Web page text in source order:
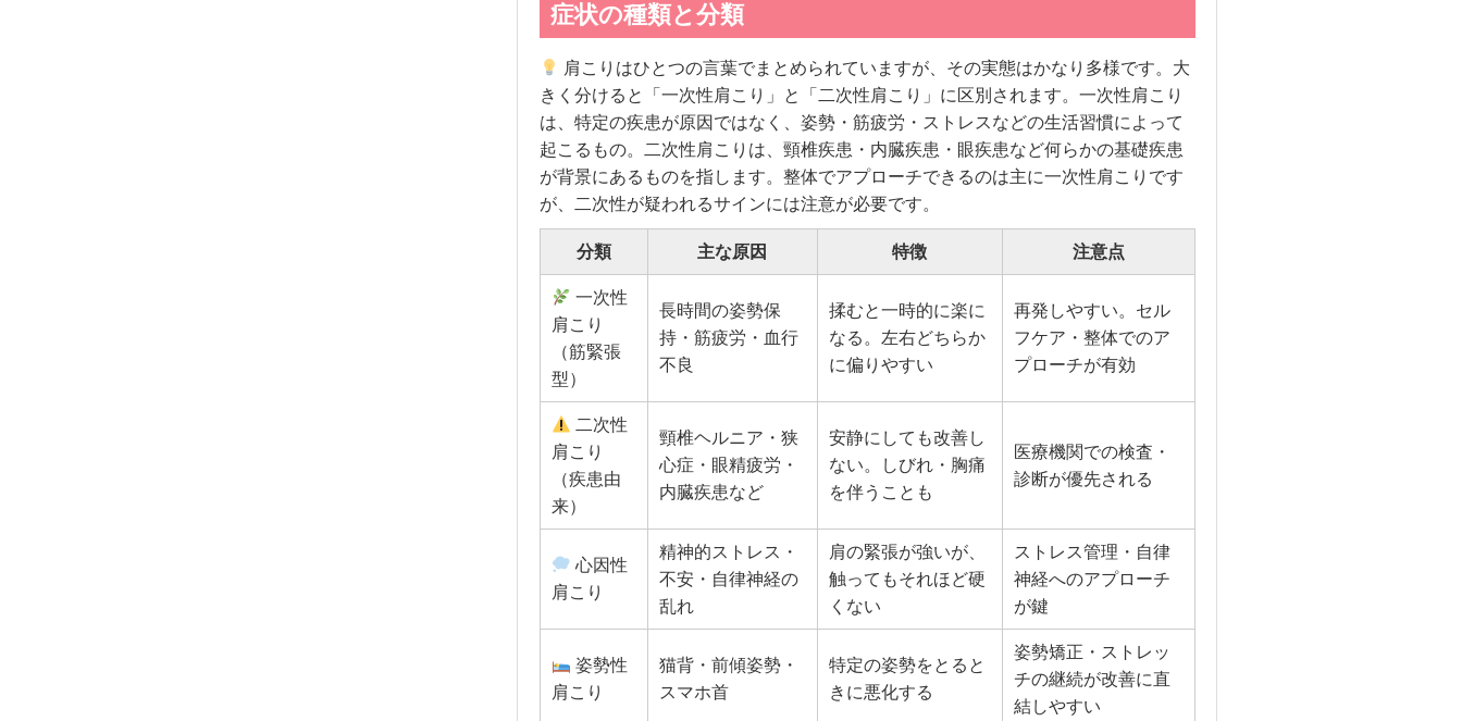
症状の種類と分類
肩こりはひとつの言葉でまとめられていますが、その実態はかなり多様です。大
きく分けると「一次性肩こり」と「二次性肩こり」に区別されます。一次性肩こり
は、特定の疾患が原因ではなく、姿勢・筋疲労・ストレスなどの生活習慣によって
起こるもの。二次性肩こりは、頸椎疾患・内臓疾患・眼疾患など何らかの基礎疾患
が背景にあるものを指します。整体でアプローチできるのは主に一次性肩こりです
が、二次性が疑われるサインには注意が必要です。
分類 主な原因 特徴 注意点
一次性
肩こり
（筋緊張
型）
長時間の姿勢保
持・筋疲労・血行
不良
揉むと一時的に楽に
なる。左右どちらか
に偏りやすい
再発しやすい。セル
フケア・整体でのア
プローチが有効
二次性
肩こり
（疾患由
来）
頸椎ヘルニア・狭
心症・眼精疲労・
内臓疾患など
安静にしても改善し
ない。しびれ・胸痛
を伴うことも
医療機関での検査・
診断が優先される
心因性
肩こり
精神的ストレス・
不安・自律神経の
乱れ
肩の緊張が強いが、
触ってもそれほど硬
くない
ストレス管理・自律
神経へのアプローチ
が鍵
姿勢性
肩こり
猫背・前傾姿勢・
スマホ首
特定の姿勢をとると
きに悪化する
姿勢矯正・ストレッ
チの継続が改善に直
結しやすい